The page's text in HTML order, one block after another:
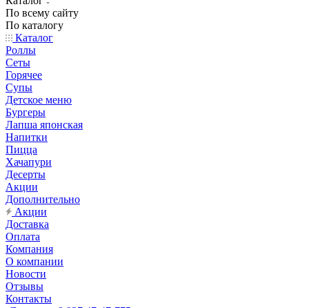
По всему сайту
По каталогу
Каталог
Роллы
Сеты
Горячее
Супы
Детское меню
Бургеры
Лапша японская
Напитки
Пицца
Хачапури
Десерты
Акции
Дополнительно
Акции
Доставка
Оплата
Компания
О компании
Новости
Отзывы
Контакты